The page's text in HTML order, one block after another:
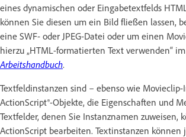
eines dynamischen oder Eingabetextfelds
können Sie diesen um ein Bild fließen lassen,
eine SWF- oder JPEG-Datei oder um einen
hierzu „HTML-formatierten Text verwenden“ im
Arbeitshandbuch.
Textfeldinstanzen sind – ebenso wie Movieclip-
ActionScript®-Objekte, die Eigenschaften und
Textfelder, denen Sie Instanznamen zuweisen,
ActionScript bearbeiten. Textinstanzen können